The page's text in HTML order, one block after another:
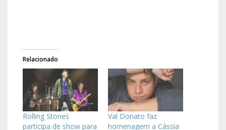
Relacionado
Rolling Stones
participa de show para
Val Donato faz
homenagem a Cássia